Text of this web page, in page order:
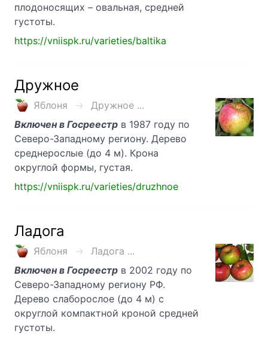
плодоносящих – овальная, средней
густоты.
https://vniispk.ru/varieties/baltika
Дружное
Яблоня
Дружное ...
Включен в Госреестр в 1987 году по
Северо-Западному региону. Дерево
среднерослые (до 4 м). Крона
округлой формы, густая.
https://vniispk.ru/varieties/druzhnoe
Ладога
Яблоня
Ладога ...
Включен в Госреестр в 2002 году по
Северо-Западному региону РФ.
Дерево слаборослое (до 4 м) с
округлой компактной кроной средней
густоты.